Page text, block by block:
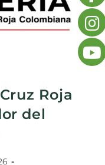
Roja
del